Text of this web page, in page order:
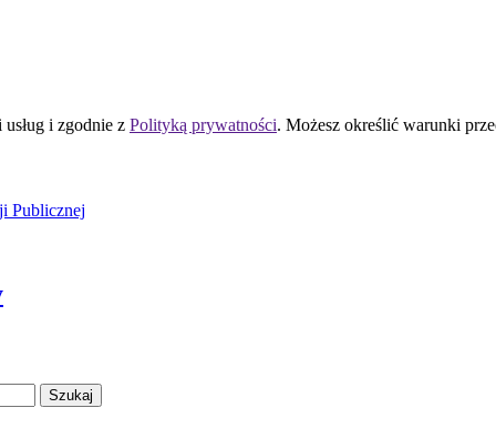
i zgodnie z Polityką prywatności. Możesz określić warunki
Publicznej
Szukaj